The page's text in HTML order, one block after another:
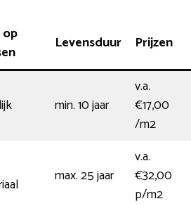
op
Levensduur Prijzen
min. 10 jaar
v.a.
€17,00
/m2
max. 25 jaar
v.a.
€32,00
p/m2